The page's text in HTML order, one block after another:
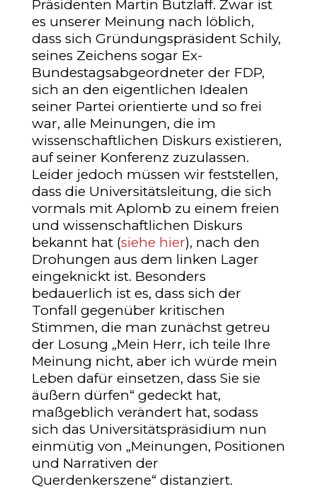
Präsidenten Martin Butzlaff. Zwar ist
es unserer Meinung nach löblich,
dass sich Gründungspräsident Schily,
seines Zeichens sogar Ex-
Bundestagsabgeordneter der FDP,
sich an den eigentlichen Idealen
seiner Partei orientierte und so frei
war, alle Meinungen, die im
wissenschaftlichen Diskurs existieren,
auf seiner Konferenz zuzulassen.
Leider jedoch müssen wir feststellen,
dass die Universitätsleitung, die sich
vormals mit Aplomb zu einem freien
und wissenschaftlichen Diskurs
bekannt hat (siehe hier), nach den
Drohungen aus dem linken Lager
eingeknickt ist. Besonders
bedauerlich ist es, dass sich der
Tonfall gegenüber kritischen
Stimmen, die man zunächst getreu
der Losung „Mein Herr, ich teile Ihre
Meinung nicht, aber ich würde mein
Leben dafür einsetzen, dass Sie sie
äußern dürfen“ gedeckt hat,
maßgeblich verändert hat, sodass
sich das Universitätspräsidium nun
einmütig von „Meinungen, Positionen
und Narrativen der
Querdenkerszene“ distanziert.